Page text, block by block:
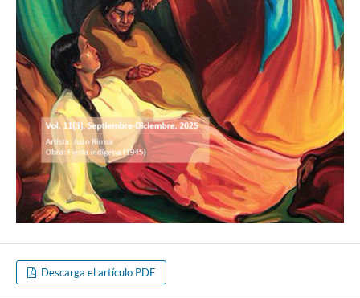
Descarga el artículo PDF